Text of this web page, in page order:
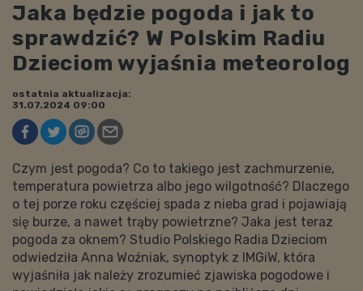
Jaka będzie pogoda i jak to
sprawdzić? W Polskim Radiu
Dzieciom wyjaśnia meteorolog
ostatnia aktualizacja:
31.07.2024 09:00
Czym jest pogoda? Co to takiego jest zachmurzenie,
temperatura powietrza albo jego wilgotność? Dlaczego
o tej porze roku częściej spada z nieba grad i pojawiają
się burze, a nawet trąby powietrzne? Jaka jest teraz
pogoda za oknem? Studio Polskiego Radia Dzieciom
odwiedziła Anna Woźniak, synoptyk z IMGiW, która
wyjaśniła jak należy zrozumieć zjawiska pogodowe i